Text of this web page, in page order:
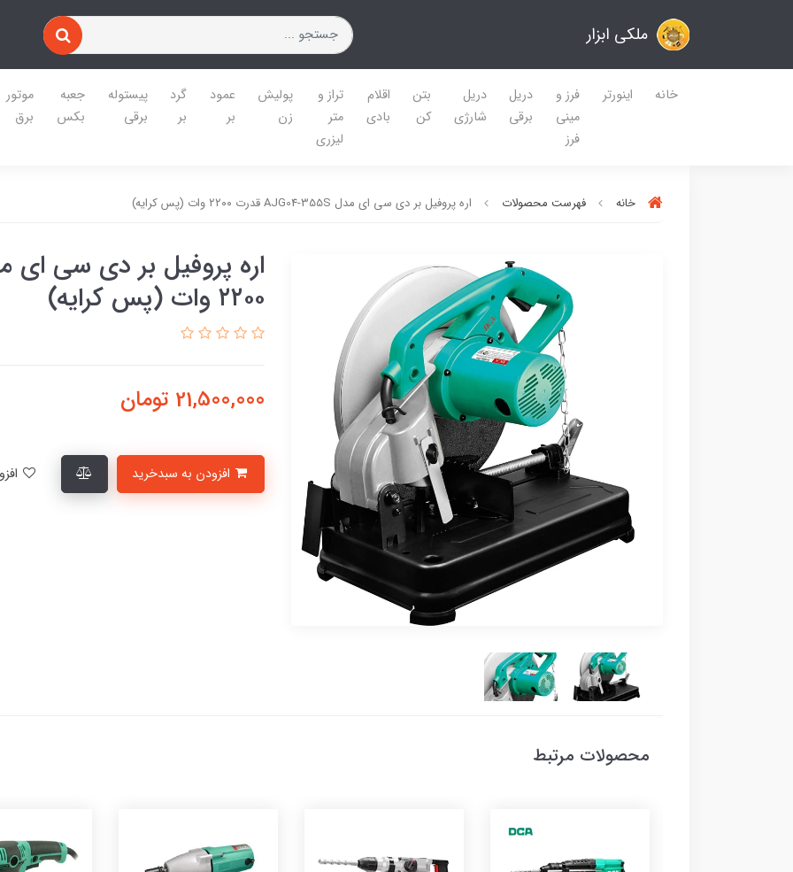
ملکی ابزار
خانه اینورتر
فرز و
مینی
فرز
دریل
برقی
دریل
شارژی
بتن
کن
اقلام
بادی
تراز و
متر
لیزری
پولیش
زن
عمود
بر
گرد
بر
پیستوله
برقی
جعبه
بکس
موتور
برق
خانه فهرست محصولات اره پروفیل بر دی سی ای مدل AJG04-355S قدرت ۲۲۰۰ وات (پس کرایه)
۲۲۰۰ وات (پس کرایه)
21,500,000 تومان
محصولات مرتبط